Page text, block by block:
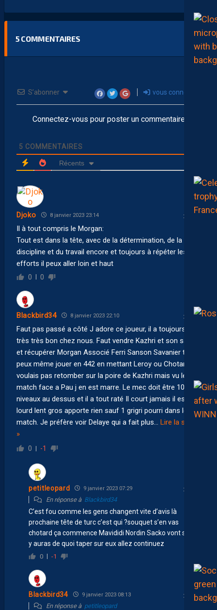
5 COMMENTAIRES
S’abonner vous connecter
Connectez-vous pour poster un commentaire
5 COMMENTAIRES
Récents
Djoko 8 janvier 2023 23:14
Il à tout compris le Morgan:
Tout est dans la tête, avec de la détermination, de la
discipline et du travail encore et toujours à répéter les
efforts il peux aller loin et haut
0 0
Blackbird34 8 janvier 2023 22:10
Faut pas passé a côté J adore ce joueur, il a toujours été
très très bon chez nous. Faut vendre Kazhri et son salaire
et récupérer Morgan Associé Ferri Sanson Savanier tu
peux même jouer en 442 en mettant Leroy ou Chotard. Je
voulais pas retomber sur la poire de Kazhri mais vu le
match face a Pau j en est marre. Le mec doit être 10
niveaux au dessus et il a tout raté Il court jamais il est
lourd lent gros apporte rien sauf 1 grigri pourri dans le
match. Je préfère voir Delaye qui a fait plus
Lire la suite
»
0 -1
petitleopard 9 janvier 2023 07:29
En réponse à Blackbird34
C’est fou comme les gens changent vite d’avis là
prochaine tête de turc c’est qui ?souquet s’en vas
chotard ça commence Mavididi Nordin Sacko vont suivre
y auras de quoi taper sur eux allez continuez
0 -1
Blackbird34 9 janvier 2023 08:13
En réponse à petitleopard